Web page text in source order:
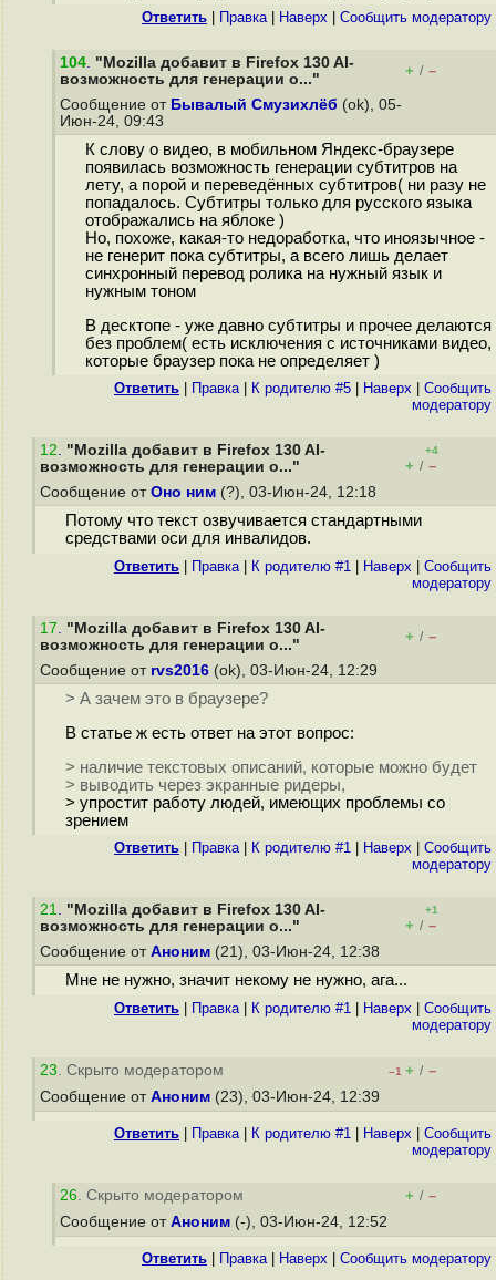
Ответить Правка| Наверх Cообщить модератору
104. "Mozilla добавит в Firefox 130 AI-
возможность для генерации о..."
+ / –
Сообщение от Бывалый Смузихлёб (ok), 05-
Июн-24, 09:43
К слову о видео, в мобильном Яндекс-браузере
появилась возможность генерации субтитров на
лету, а порой и переведённых субтитров( ни разу не
попадалось. Субтитры только для русского языка
отображались на яблоке )
Но, похоже, какая-то недоработка, что иноязычное -
не генерит пока субтитры, а всего лишь делает
синхронный перевод ролика на нужный язык и
нужным тоном
В десктопе - уже давно субтитры и прочее делаются
без проблем( есть исключения с источниками видео,
которые браузер пока не определяет )
Ответить Правка| К родителю #5 Наверх
Cообщить
модератору
12. "Mozilla добавит в Firefox 130 AI-
возможность для генерации о..."
+4
+ / –
Сообщение от Оно ним (?), 03-Июн-24, 12:18
Потому что текст озвучивается стандартными
средствами оси для инвалидов.
Ответить Правка| К родителю #1 Наверх
Cообщить
модератору
17. "Mozilla добавит в Firefox 130 AI-
возможность для генерации о..."
+ / –
Сообщение от rvs2016 (ok), 03-Июн-24, 12:29
> А зачем это в браузере?
В статье ж есть ответ на этот вопрос:
> наличие текстовых описаний, которые можно будет
> выводить через экранные ридеры,
> упростит работу людей, имеющих проблемы со
зрением
Ответить Правка| К родителю #1 Наверх
Cообщить
модератору
21. "Mozilla добавит в Firefox 130 AI-
возможность для генерации о..."
+1
+ / –
Сообщение от Аноним (21), 03-Июн-24, 12:38
Мне не нужно, значит некому не нужно, ага...
Ответить Правка| К родителю #1 Наверх
Cообщить
модератору
23. Скрыто модератором –1 + / –
Сообщение от Аноним (23), 03-Июн-24, 12:39
Ответить Правка| К родителю #1 Наверх
Cообщить
модератору
26. Скрыто модератором + / –
Сообщение от Аноним (-), 03-Июн-24, 12:52
Ответить Правка| Наверх Cообщить модератору